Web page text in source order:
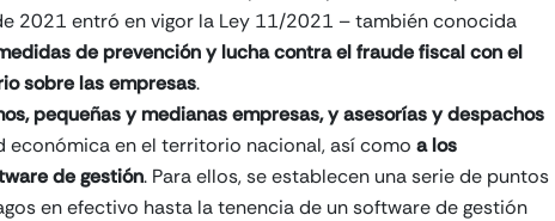
2021 entró en vigor la Ley 11/2021 – también conocida
de prevención y lucha contra el fraude fiscal con el
sobre las empresas.
pequeñas y medianas empresas, y asesorías y despachos
económica en el territorio nacional, así como a los
de gestión. Para ellos, se establecen una serie de puntos
en efectivo hasta la tenencia de un software de gestión